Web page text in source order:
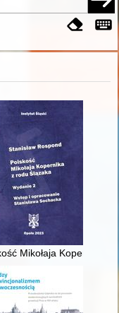
w XVI-
Mikołaja Kopernika z